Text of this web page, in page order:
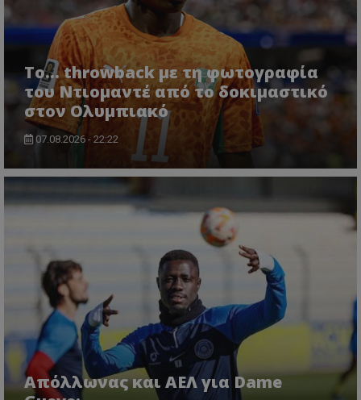
Το... throwback με τη φωτογραφία
του Ντιομαντέ από το δοκιμαστικό
στον Ολυμπιακό
07.08.2026 - 22:22
Απόλλωνας και ΑΕΛ για Dame